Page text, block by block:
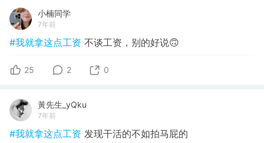
小楠同学
7年前
#我就拿这点工资 不谈工资，别的好说🙃
25 2 0
黃先生_yQku
7年前
#我就拿这点工资 发现干活的不如拍马屁的